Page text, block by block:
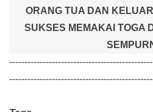
ORANG TUA DAN
SUKSES MEMAKAI TOGA